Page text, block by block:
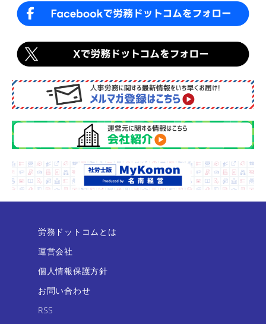
労務ドットコムとは
運営会社
個人情報保護方針
お問い合わせ
RSS